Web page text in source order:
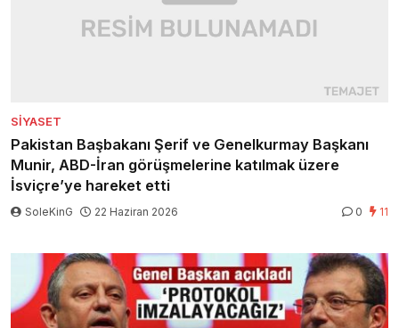
SIYASET
Pakistan Başbakanı Şerif ve Genelkurmay Başkanı
Munir, ABD-İran görüşmelerine katılmak üzere
İsviçre’ye hareket etti
SoleKinG 22 Haziran 2026 0 11